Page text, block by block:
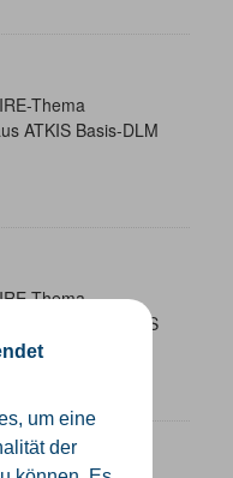
um eine
der
Thema
ATKIS Basis-DLM
Thema
aus ATKIS